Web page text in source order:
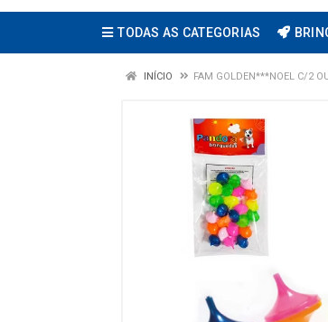
TODAS AS CATEGORIAS
INÍCIO FAM GOLDEN***NOEL C/2